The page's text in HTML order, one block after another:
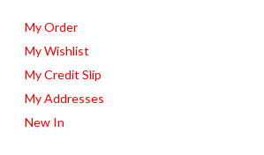
My Order
My Wishlist
My Credit Slip
My Addresses
New In